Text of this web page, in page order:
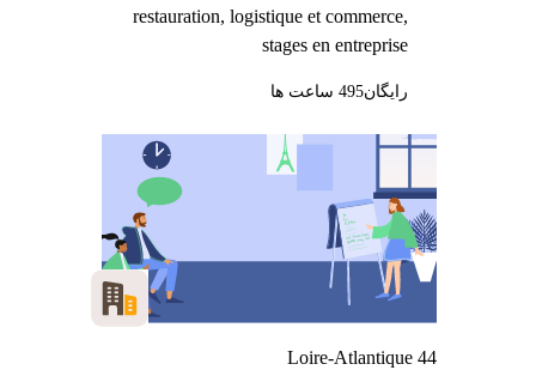
restauration, logistique et commerce,
stages en entreprise
رایگان495 ساعت ها
Loire-Atlantique 44